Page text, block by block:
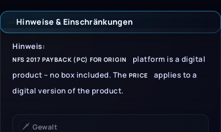
Hinweise & Einschränkungen
Hinweise &
Hinweis:
NFS 2017 PAYBACK (PC) FOR ORIGIN
platform is a digital
product – no box included. The PRICE
applies to a
digital version of the product.
🗡️ Gewalt